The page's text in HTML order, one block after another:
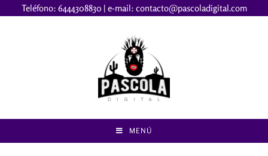
Teléfono: 6444308830 | e-mail: contacto@pascoladigital.com
MENÚ